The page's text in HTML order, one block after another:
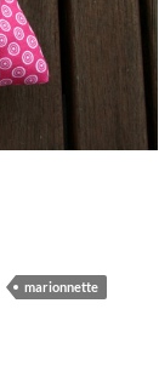
marionnette